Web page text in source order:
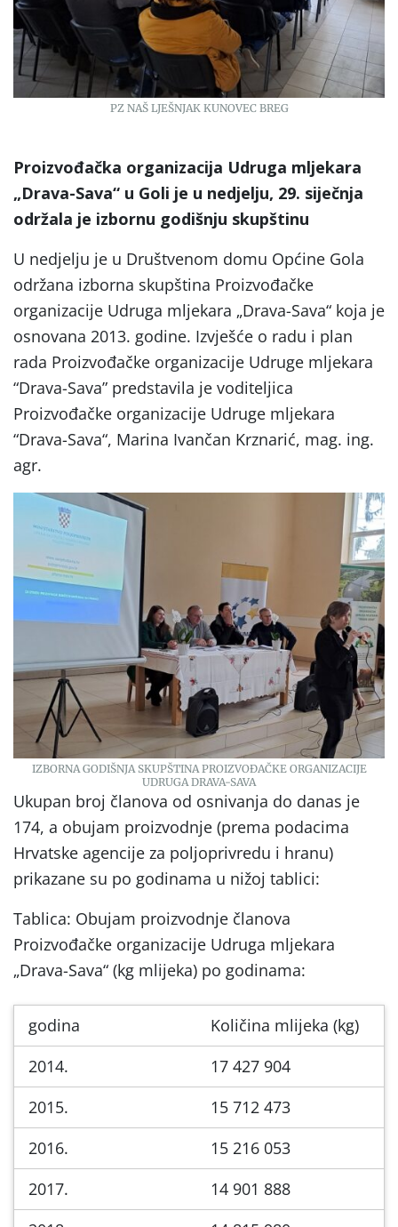
PZ NAŠ LJEŠNJAK KUNOVEC BREG
Proizvođačka organizacija Udruga mljekara
„Drava-Sava“ u Goli je u nedjelju, 29. siječnja
održala je izbornu godišnju skupštinu
U nedjelju je u Društvenom domu Općine Gola
održana izborna skupština Proizvođačke
organizacije Udruga mljekara „Drava-Sava“ koja je
osnovana 2013. godine. Izvješće o radu i plan
rada Proizvođačke organizacije Udruge mljekara
“Drava-Sava” predstavila je voditeljica
Proizvođačke organizacije Udruge mljekara
“Drava-Sava“, Marina Ivančan Krznarić, mag. ing.
agr.
IZBORNA GODIŠNJA SKUPŠTINA PROIZVOĐAČKE ORGANIZACIJE
UDRUGA DRAVA-SAVA
Ukupan broj članova od osnivanja do danas je
174, a obujam proizvodnje (prema podacima
Hrvatske agencije za poljoprivredu i hranu)
prikazane su po godinama u nižoj tablici:
Tablica: Obujam proizvodnje članova
Proizvođačke organizacije Udruga mljekara
„Drava-Sava“ (kg mlijeka) po godinama:
godina
Količina mlijeka (kg)
2014.
17 427 904
2015.
15 712 473
2016.
15 216 053
2017.
14 901 888